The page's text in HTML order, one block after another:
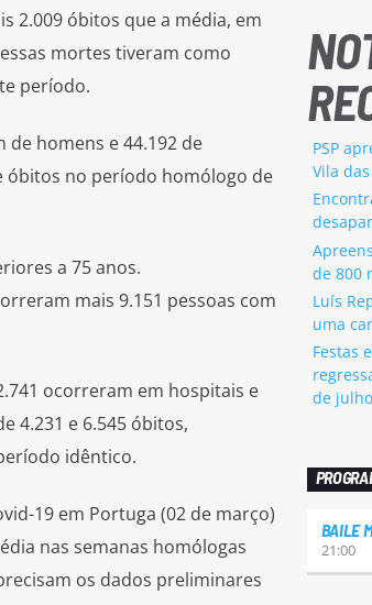
2.009 óbitos que a média, em
mortes tiveram como
período.
homens e 44.192 de
óbitos no período homólogo de
a 75 anos.
mais 9.151 pessoas com
ocorreram em hospitais e
4.231 e 6.545 óbitos,
idêntico.
19 em Portuga (02 de março)
nas semanas homólogas
os dados preliminares
PSP
Vila
de 800
Luís
uma
Festas
de julho
BAILE
21:00